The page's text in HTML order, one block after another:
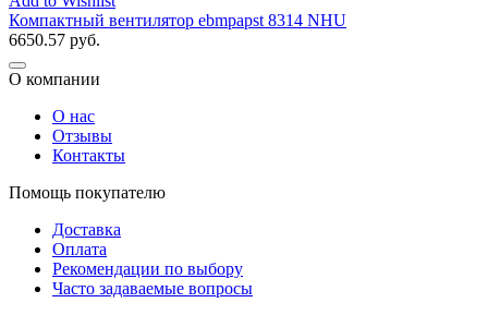
Компактный вентилятор ebmpapst 8314 NHU
6650.57 руб.
О компании
О нас
Отзывы
Контакты
Помощь покупателю
Доставка
Оплата
Рекомендации по выбору
Часто задаваемые вопросы